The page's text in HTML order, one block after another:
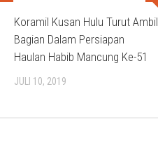
Koramil Kusan Hulu Turut Ambil
Bagian Dalam Persiapan
Haulan Habib Mancung Ke-51
JULI 10, 2019